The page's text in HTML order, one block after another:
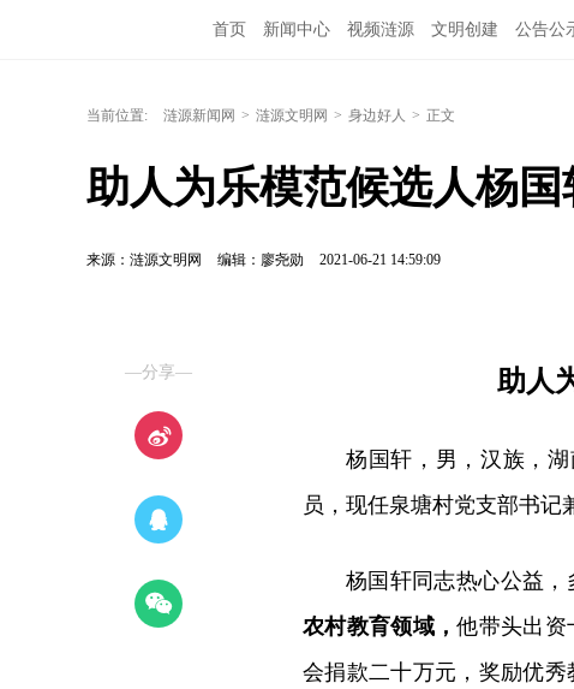
首页 新闻中心 视频涟源 文明创建 公告公
当前位置: 涟源新闻网 > 涟源文明网 > 身边好人 > 正文
助人为乐模范候选人杨国
来源：涟源文明网 编辑：廖尧勋 2021-06-21 14:59:09
—分享— 助人
杨国轩，男，汉族，
员，现任泉塘村党支部书记
杨国轩同志热心公益，
农村教育领域，他带头出资
会捐款二十万元，奖励优秀